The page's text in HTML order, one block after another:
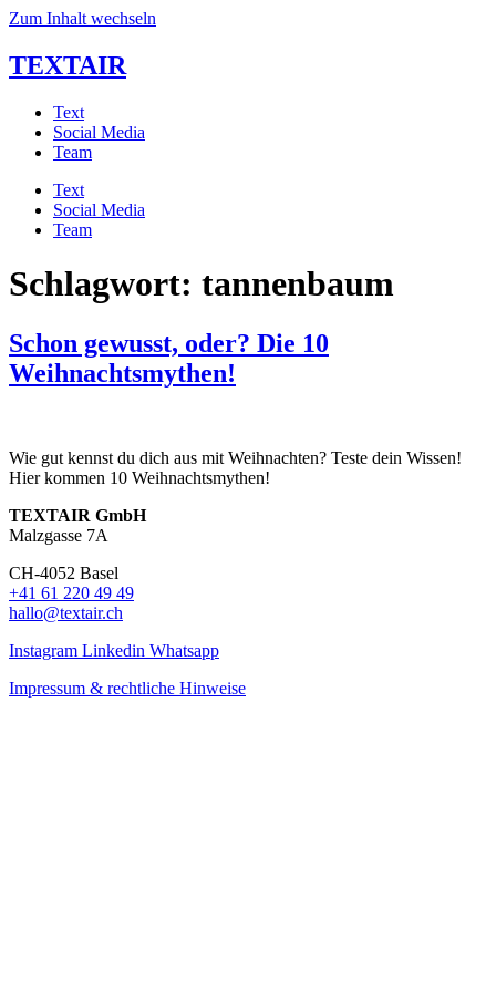
Zum Inhalt wechseln
TEXTAIR
Text
Social Media
Team
Text
Social Media
Team
Schlagwort: tannenbaum
Schon gewusst, oder? Die 10
Weihnachtsmythen!
Wie gut kennst du dich aus mit Weihnachten? Teste dein Wissen!
Hier kommen 10 Weihnachtsmythen!
TEXTAIR GmbH
Malzgasse 7A
CH-4052 Basel
+41 61 220 49 49
hallo@textair.ch
Instagram Linkedin Whatsapp
Impressum & rechtliche Hinweise